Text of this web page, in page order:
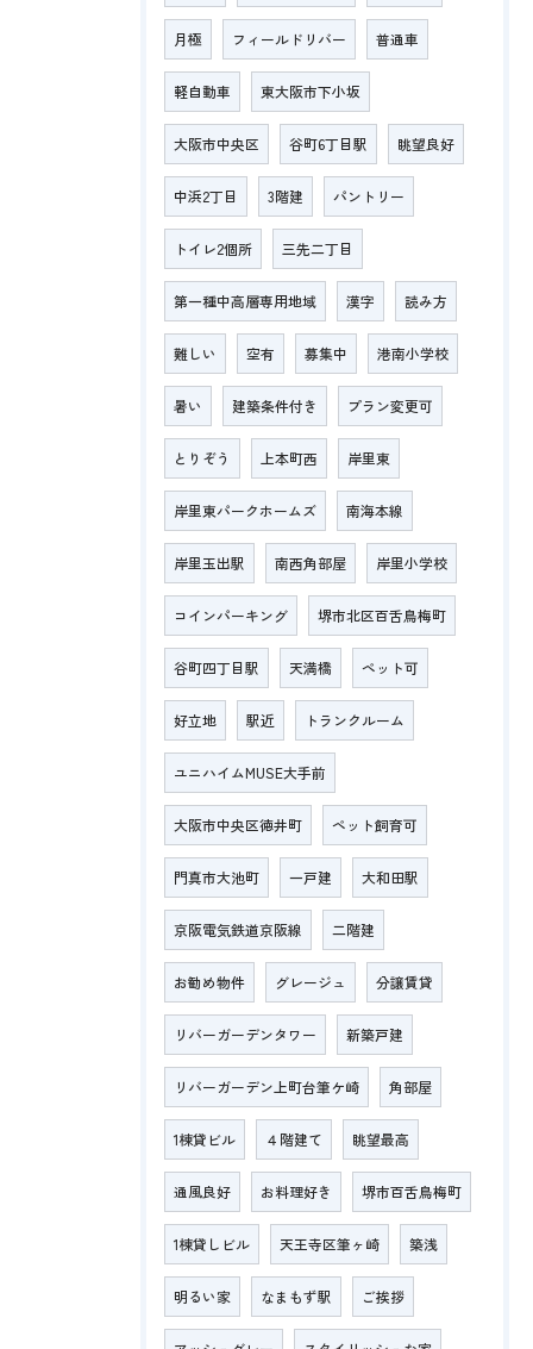
月極 フィールドリバー 普通車
軽自動車 東大阪市下小坂
大阪市中央区 谷町6丁目駅 眺望良好
中浜2丁目 3階建 パントリー
トイレ2個所 三先二丁目
第一種中高層専用地域 漢字 読み方
難しい 空有 募集中 港南小学校
暑い 建築条件付き プラン変更可
とりぞう 上本町西 岸里東
岸里東パークホームズ 南海本線
岸里玉出駅 南西角部屋 岸里小学校
コインパーキング 堺市北区百舌鳥梅町
谷町四丁目駅 天満橋 ペット可
好立地 駅近 トランクルーム
ユニハイムMUSE大手前
大阪市中央区徳井町 ペット飼育可
門真市大池町 一戸建 大和田駅
京阪電気鉄道京阪線 二階建
お勧め物件 グレージュ 分譲賃貸
リバーガーデンタワー 新築戸建
リバーガーデン上町台筆ケ崎 角部屋
1棟貸ビル ４階建て 眺望最高
通風良好 お料理好き 堺市百舌鳥梅町
1棟貸しビル 天王寺区筆ヶ崎 築浅
明るい家 なまもず駅 ご挨拶